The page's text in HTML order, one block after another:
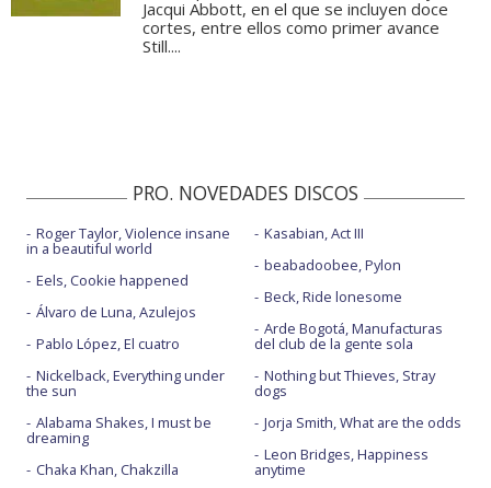
Jacqui Abbott, en el que se incluyen doce
cortes, entre ellos como primer avance
Still....
PRO. NOVEDADES DISCOS
Roger Taylor, Violence insane
in a beautiful world
Eels, Cookie happened
Álvaro de Luna, Azulejos
Pablo López, El cuatro
Nickelback, Everything under
the sun
Alabama Shakes, I must be
dreaming
Chaka Khan, Chakzilla
Kasabian, Act III
beabadoobee, Pylon
Beck, Ride lonesome
Arde Bogotá, Manufacturas
del club de la gente sola
Nothing but Thieves, Stray
dogs
Jorja Smith, What are the odds
Leon Bridges, Happiness
anytime